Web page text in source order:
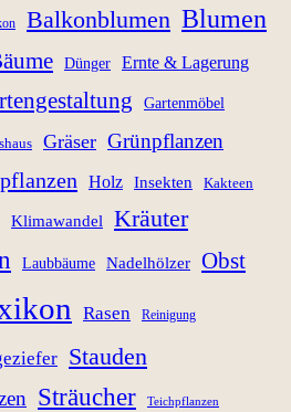
Balkonblumen Blumen
Dünger Ernte & Lagerung
Gartenmöbel
Gräser Grünpflanzen
Holz Insekten Kakteen
Klimawandel Kräuter
Laubbäume Nadelhölzer Obst
Rasen Reinigung
Stauden
Sträucher Teichpflanzen